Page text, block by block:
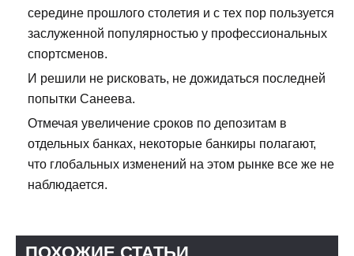
середине прошлого столетия и с тех пор пользуется
заслуженной популярностью у профессиональных
спортсменов.
И решили не рисковать, не дожидаться последней
попытки Санеева.
Отмечая увеличение сроков по депозитам в
отдельных банках, некоторые банкиры полагают,
что глобальных изменений на этом рынке все же не
наблюдается.